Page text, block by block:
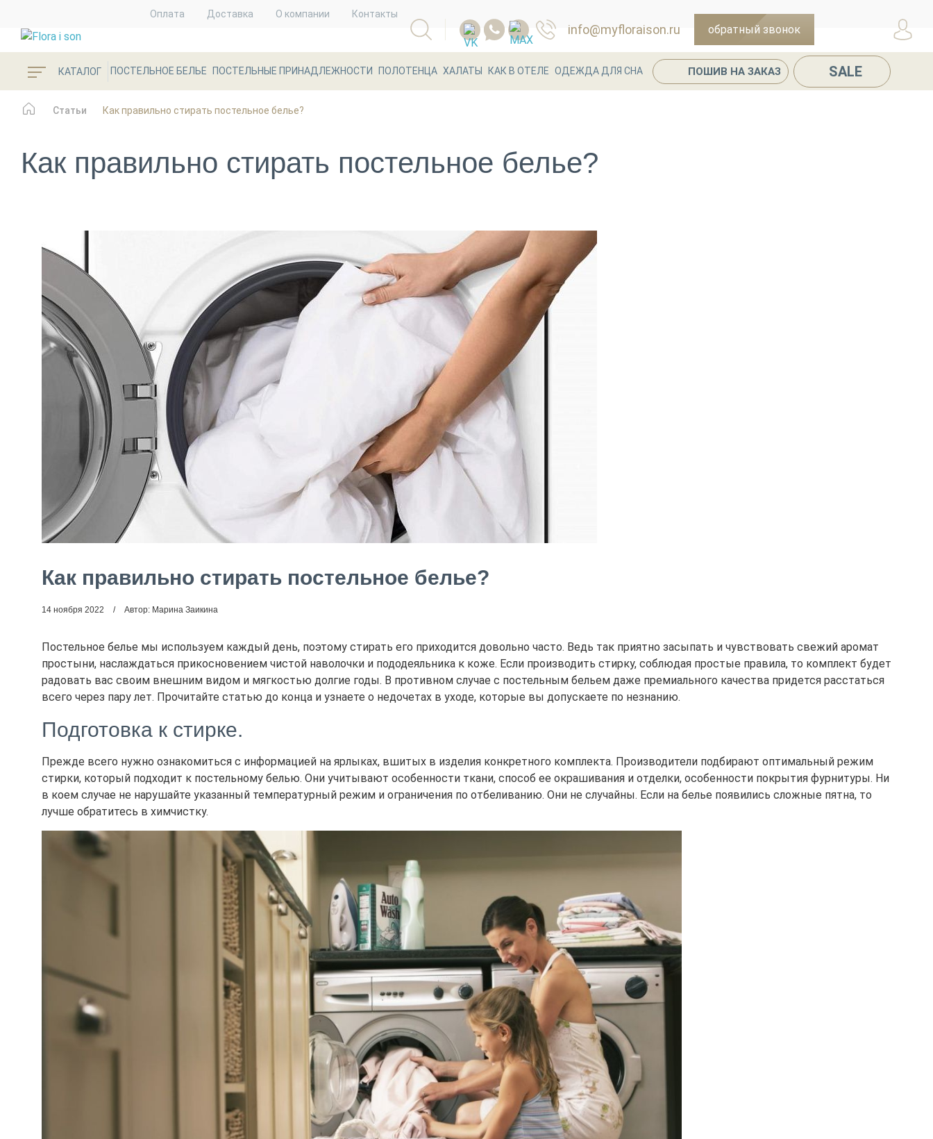
Оплата Доставка О компании Контакты
info@myfloraison.ru обратный звонок
КАТАЛОГ ПОСТЕЛЬНОЕ БЕЛЬЕ ПОСТЕЛЬНЫЕ ПРИНАДЛЕЖНОСТИ ПОЛОТЕНЦА ХАЛАТЫ КАК В ОТЕЛЕ ОДЕЖДА ДЛЯ СНА ПОШИВ НА ЗАКАЗ SALE
Статьи Как правильно стирать постельное белье?
Как правильно стирать постельное белье?
Как правильно стирать постельное белье?
14 ноября 2022 Автор: Марина Заикина
Постельное белье мы используем каждый день, поэтому стирать его приходится довольно часто. Ведь так приятно засыпать и чувствовать свежий аромат
простыни, наслаждаться прикосновением чистой наволочки и пододеяльника к коже. Если производить стирку, соблюдая простые правила, то комплект будет
радовать вас своим внешним видом и мягкостью долгие годы. В противном случае с постельным бельем даже премиального качества придется расстаться
всего через пару лет. Прочитайте статью до конца и узнаете о недочетах в уходе, которые вы допускаете по незнанию.
Подготовка к стирке.
Прежде всего нужно ознакомиться с информацией на ярлыках, вшитых в изделия конкретного комплекта. Производители подбирают оптимальный режим
стирки, который подходит к постельному белью. Они учитывают особенности ткани, способ ее окрашивания и отделки, особенности покрытия фурнитуры. Ни
в коем случае не нарушайте указанный температурный режим и ограничения по отбеливанию. Они не случайны. Если на белье появились сложные пятна, то
лучше обратитесь в химчистку.